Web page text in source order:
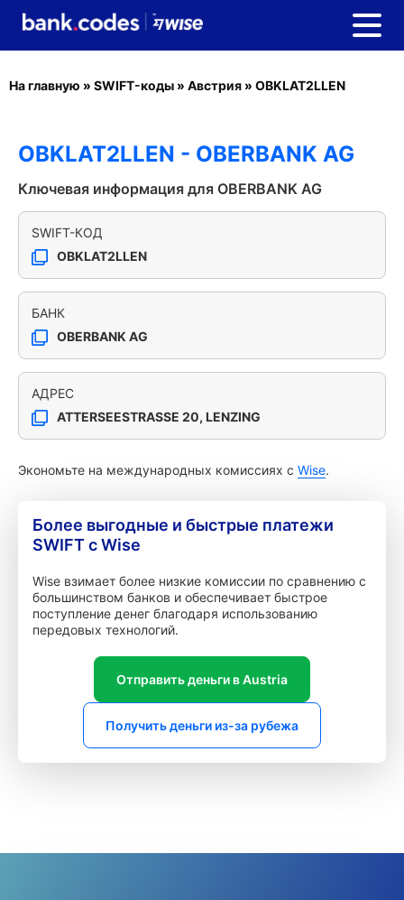
На главную » SWIFT-коды » Австрия » OBKLAT2LLEN
OBKLAT2LLEN - OBERBANK AG
Ключевая информация для OBERBANK AG
SWIFT-КОД
OBKLAT2LLEN
БАНК
OBERBANK AG
АДРЕС
ATTERSEESTRASSE 20, LENZING
Экономьте на международных комиссиях с Wise.
Более выгодные и быстрые платежи
SWIFT с Wise
Wise взимает более низкие комиссии по сравнению с
большинством банков и обеспечивает быстрое
поступление денег благодаря использованию
передовых технологий.
Отправить деньги в Austria
Получить деньги из-за рубежа